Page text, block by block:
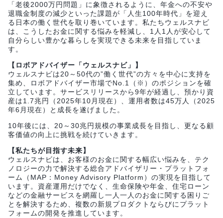
「老後2000万円問題」に象徴されるように、年金への不安や
退職金制度の減少といった課題が「人生100年時代」を迎え
る日本の働く世代を取り巻いています。私たちウェルスナビ
は、こうしたお金に関する悩みを軽減し、1人1人が安心して
自分らしい豊かな暮らしを実現できる未来を目指していま
す。
【ロボアドバイザー「ウェルスナビ」】
ウェルスナビは20～50代の”働く世代”の方々を中心に支持を
集め、ロボアドバイザー市場でNo.1（※）のポジションを確
立しています。サービスリリースから9年が経過し、預かり資
産は1.7兆円（2025年10月現在）、運用者数は45万人（2025
年6月現在）と成長を遂げました。
10年後には、20～30兆円規模の事業成長を目指し、更なる顧
客価値の向上に挑戦を続けていきます。
【私たちが目指す未来】
ウェルスナビは、お客様のお金に関する幅広い悩みを、テク
ノロジーの力で解決する総合アドバイザリー・プラットフォ
ーム（MAP：Money Advisory Platform）の実現を目指して
います。資産運用だけでなく、生命保険や年金、住宅ローン
などの金融サービスを網羅し一人一人のお金に関する困りご
とを解決するため、複数の新規プロダクトならびにプラット
フォームの開発を推進しています。